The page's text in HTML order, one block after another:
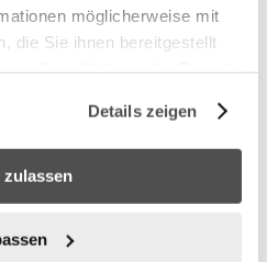
möglicherweise mit
die Sie ihnen bereitgestellt
Details zeigen
zulassen